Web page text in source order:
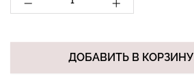
ДОБАВИТЬ В КОРЗИНУ
Бесшовные стринги
Giulia
299 грн.
299 грн.